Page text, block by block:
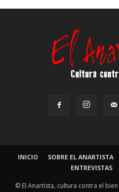
INICIO SOBRE EL ANARTISTA
ENTREVISTAS
© El Anartista, cultura contra el